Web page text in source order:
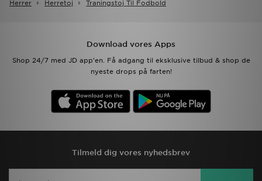
Herrer Herretoj Traningstoj Til Fodbold
Download vores Apps
Shop 24/7 med JD app'en. Få adgang til eksklusive tilbud & shop de
nyeste drops på farten!
Tilmeld dig vores nyhedsbrev